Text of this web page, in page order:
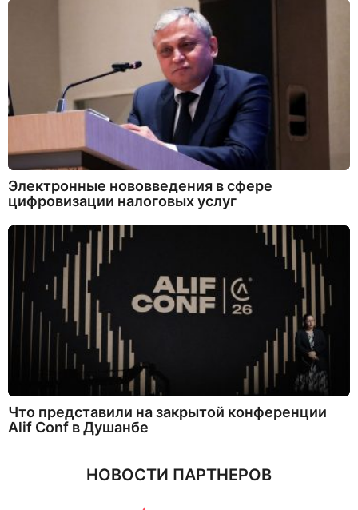
Электронные нововведения в сфере
цифровизации налоговых услуг
Что представили на закрытой конференции
Alif Conf в Душанбе
НОВОСТИ ПАРТНЕРОВ